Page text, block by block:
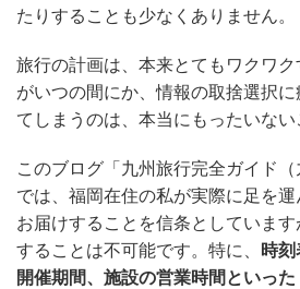
たりすることも少なくありません。
旅行の計画は、本来とてもワクワ
がいつの間にか、情報の取捨選択
てしまうのは、本当にもったいない
このブログ「九州旅行完全ガイド（
では、福岡在住の私が実際に足を
お届けすることを信条としていま
することは不可能です。特に、 時
開催期間、施設の営業時間といっ